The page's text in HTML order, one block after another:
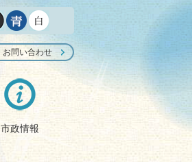
お問い合わせ
市政情報